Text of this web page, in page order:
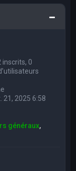
inscrits, 0
21, 2025 6:58
généraux,